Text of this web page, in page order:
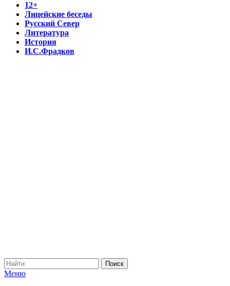
12+
Лицейские беседы
Русский Север
Литература
История
И.С.Фрадков
Меню